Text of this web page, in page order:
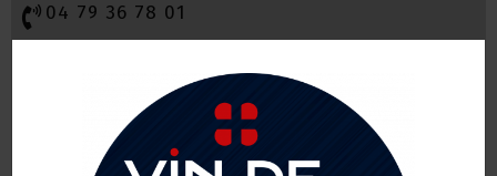
04 79 36 78 01
jeanjacques.masson@yahoo.fr